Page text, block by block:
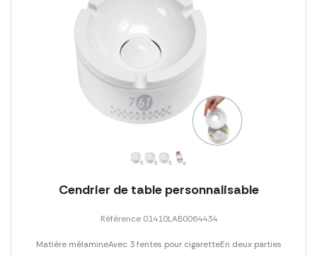
Cendrier de table personnalisable
Référence 01410LAB0064434
Matière mélamineAvec 3 fentes pour cigaretteEn deux parties